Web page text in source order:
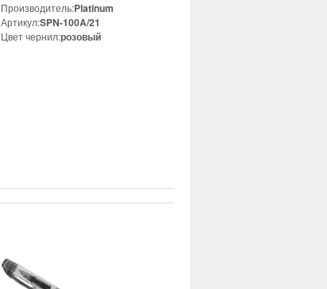
Производитель:Platinum
Артикул:SPN-100A/21
Цвет чернил:розовый